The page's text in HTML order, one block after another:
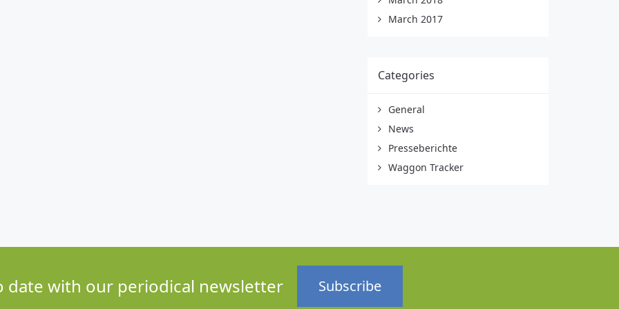
March 2017
Categories
General
News
Presseberichte
Waggon Tracker
date with our periodical newsletter Subscribe